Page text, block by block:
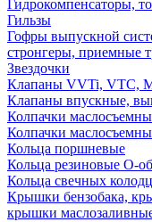
Гидрокомпенсаторы,
Гильзы
Гофры выпускной
стронгеры, приемные
Звездочки
Клапаны VVTi, VTC,
Клапаны впускные,
Колпачки
Колпачки
Кольца поршневые
Кольца резиновые О-
Кольца свечных
Крышки бензобака,
крышки